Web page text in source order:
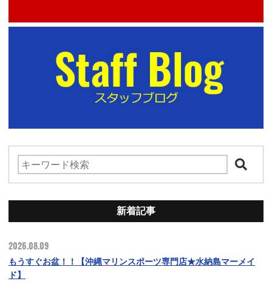
新着記事
2026.08.09
もうすぐお盆！！【沖縄マリンスポーツ専門店★水納島マーメイ
ド】